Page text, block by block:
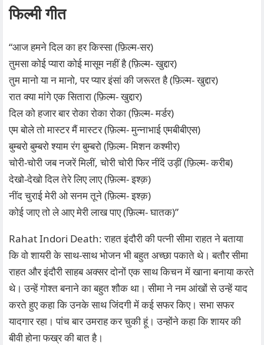
फिल्मी गीत
“आज हमने दिल का हर किस्सा (फ़िल्म-सर)
तुमसा कोई प्यारा कोई मासूम नहीं है (फ़िल्म- खुद्दार)
तुम मानो या न मानो, पर प्यार इंसां की जरूरत है (फ़िल्म- खुद्दार)
रात क्या मांगे एक सितारा (फ़िल्म- खुद्दार)
दिल को हजार बार रोका रोका रोका (फ़िल्म- मर्डर)
एम बोले तो मास्टर मैं मास्टर (फ़िल्म- मुन्नाभाई एमबीबीएस)
बुम्बरो बुम्बरो श्याम रंग बुम्बरो (फ़िल्म- मिशन कश्मीर)
चोरी-चोरी जब नजरें मिलीं, चोरी चोरी फिर नींदें उड़ीं (फ़िल्म- करीब)
देखो-देखो दिल तेरे लिए लाए (फ़िल्म- इश्क़)
नींद चुराई मेरी ओ सनम तूने (फ़िल्म- इश्क़)
कोई जाए तो ले आए मेरी लाख पाए (फ़िल्म- घातक)”
Rahat Indori Death: राहत इंदौरी की पत्नी सीमा राहत ने बताया
कि वो शायरी के साथ-साथ भोजन भी बहुत अच्छा पकाते थे। बतौर सीमा
राहत और इंदौरी साहब अक्सर दोनों एक साथ किचन में खाना बनाया करते
थे। उन्हें गोश्त बनाने का बहुत शौक था। सीमा ने नम आंखों से उन्हें याद
करते हुए कहा कि उनके साथ जिंदगी में कई सफर किए। सभा सफर
यादगार रहा। पांच बार उमराह कर चुकी हूं। उन्होंने कहा कि शायर की
बीवी होना फख्र की बात है।